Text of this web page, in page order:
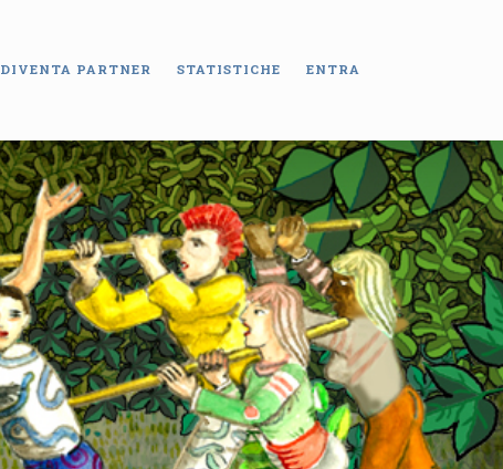
DIVENTA PARTNER STATISTICHE ENTRA